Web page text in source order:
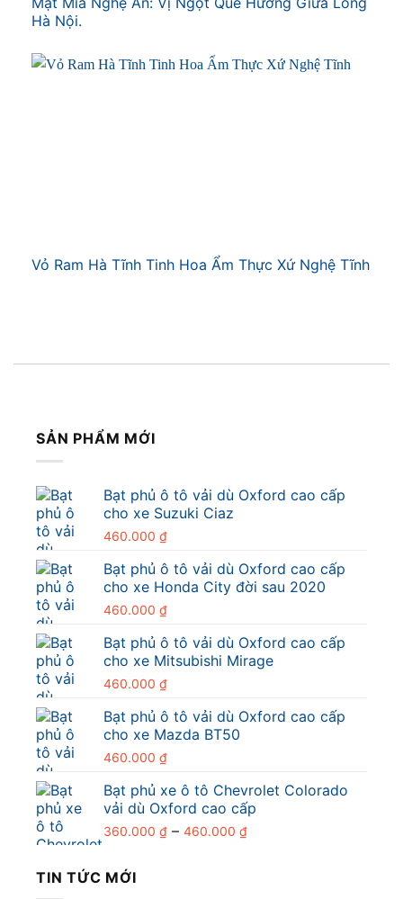
Hà Nội.
Vỏ Ram Hà Tĩnh Tinh Hoa Ẩm Thực Xứ Nghệ Tĩnh
SẢN PHẨM MỚI
Bạt phủ ô tô vải dù Oxford cao cấp
cho xe Suzuki Ciaz
460.000 ₫
Bạt phủ ô tô vải dù Oxford cao cấp
cho xe Honda City đời sau 2020
460.000 ₫
Bạt phủ ô tô vải dù Oxford cao cấp
cho xe Mitsubishi Mirage
460.000 ₫
Bạt phủ ô tô vải dù Oxford cao cấp
cho xe Mazda BT50
460.000 ₫
Bạt phủ xe ô tô Chevrolet Colorado
vải dù Oxford cao cấp
360.000 ₫ – 460.000 ₫Khoảng
TIN TỨC MỚI